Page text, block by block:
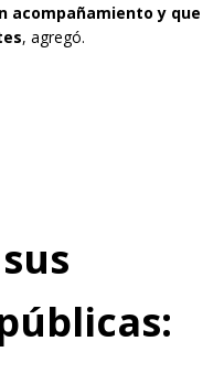
acompañamiento y que
, agregó.